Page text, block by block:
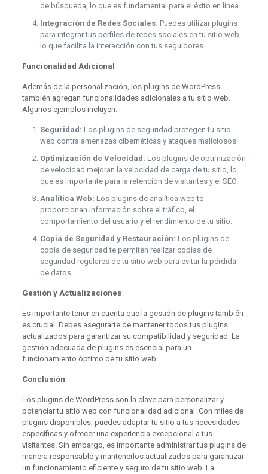
de búsqueda, lo que es fundamental para el éxito en línea.
Integración de Redes Sociales: Puedes utilizar plugins
para integrar tus perfiles de redes sociales en tu sitio web,
lo que facilita la interacción con tus seguidores.
Funcionalidad Adicional
Además de la personalización, los plugins de WordPress
también agregan funcionalidades adicionales a tu sitio web.
Algunos ejemplos incluyen:
Seguridad: Los plugins de seguridad protegen tu sitio
web contra amenazas cibernéticas y ataques maliciosos.
Optimización de Velocidad: Los plugins de optimización
de velocidad mejoran la velocidad de carga de tu sitio, lo
que es importante para la retención de visitantes y el SEO.
Analítica Web: Los plugins de analítica web te
proporcionan información sobre el tráfico, el
comportamiento del usuario y el rendimiento de tu sitio.
Copia de Seguridad y Restauración: Los plugins de
copia de seguridad te permiten realizar copias de
seguridad regulares de tu sitio web para evitar la pérdida
de datos.
Gestión y Actualizaciones
Es importante tener en cuenta que la gestión de plugins también
es crucial. Debes asegurarte de mantener todos tus plugins
actualizados para garantizar su compatibilidad y seguridad. La
gestión adecuada de plugins es esencial para un
funcionamiento óptimo de tu sitio web.
Conclusión
Los plugins de WordPress son la clave para personalizar y
potenciar tu sitio web con funcionalidad adicional. Con miles de
plugins disponibles, puedes adaptar tu sitio a tus necesidades
específicas y ofrecer una experiencia excepcional a tus
visitantes. Sin embargo, es importante administrar tus plugins de
manera responsable y mantenerlos actualizados para garantizar
un funcionamiento eficiente y seguro de tu sitio web. La